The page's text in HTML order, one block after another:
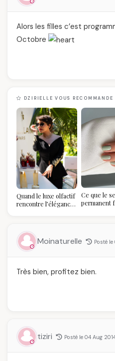
Alors les filles c’est
Octobre
DZIRIELLE VOUS RECOMMANDE
Quand le luxe olfactif
rencontre l’élégance
temps
Ce que le
permanent
Moinaturelle Posté
Très bien, profitez bien.
tiziri Posté le 04 Aug